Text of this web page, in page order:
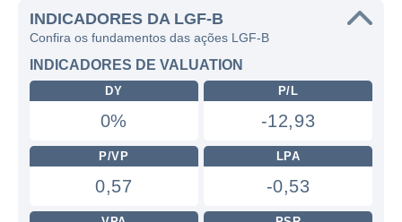
INDICADORES DA LGF-B
Confira os fundamentos das ações LGF-B
INDICADORES DE VALUATION
DY
0%
P/L
-12,93
P/VP
0,57
LPA
-0,53